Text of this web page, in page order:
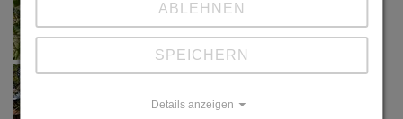
ABLEHNEN
SPEICHERN
Details anzeigen